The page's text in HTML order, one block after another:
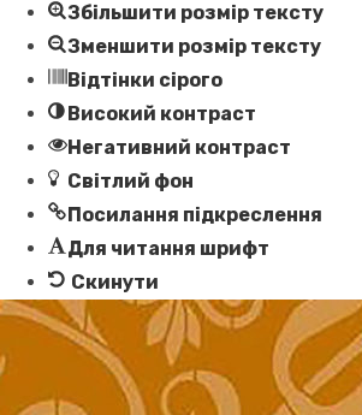
Збільшити розмір тексту
Зменшити розмір тексту
Відтінки сірого
Високий контраст
Негативний контраст
Світлий фон
Посилання підкреслення
Для читання шрифт
Скинути